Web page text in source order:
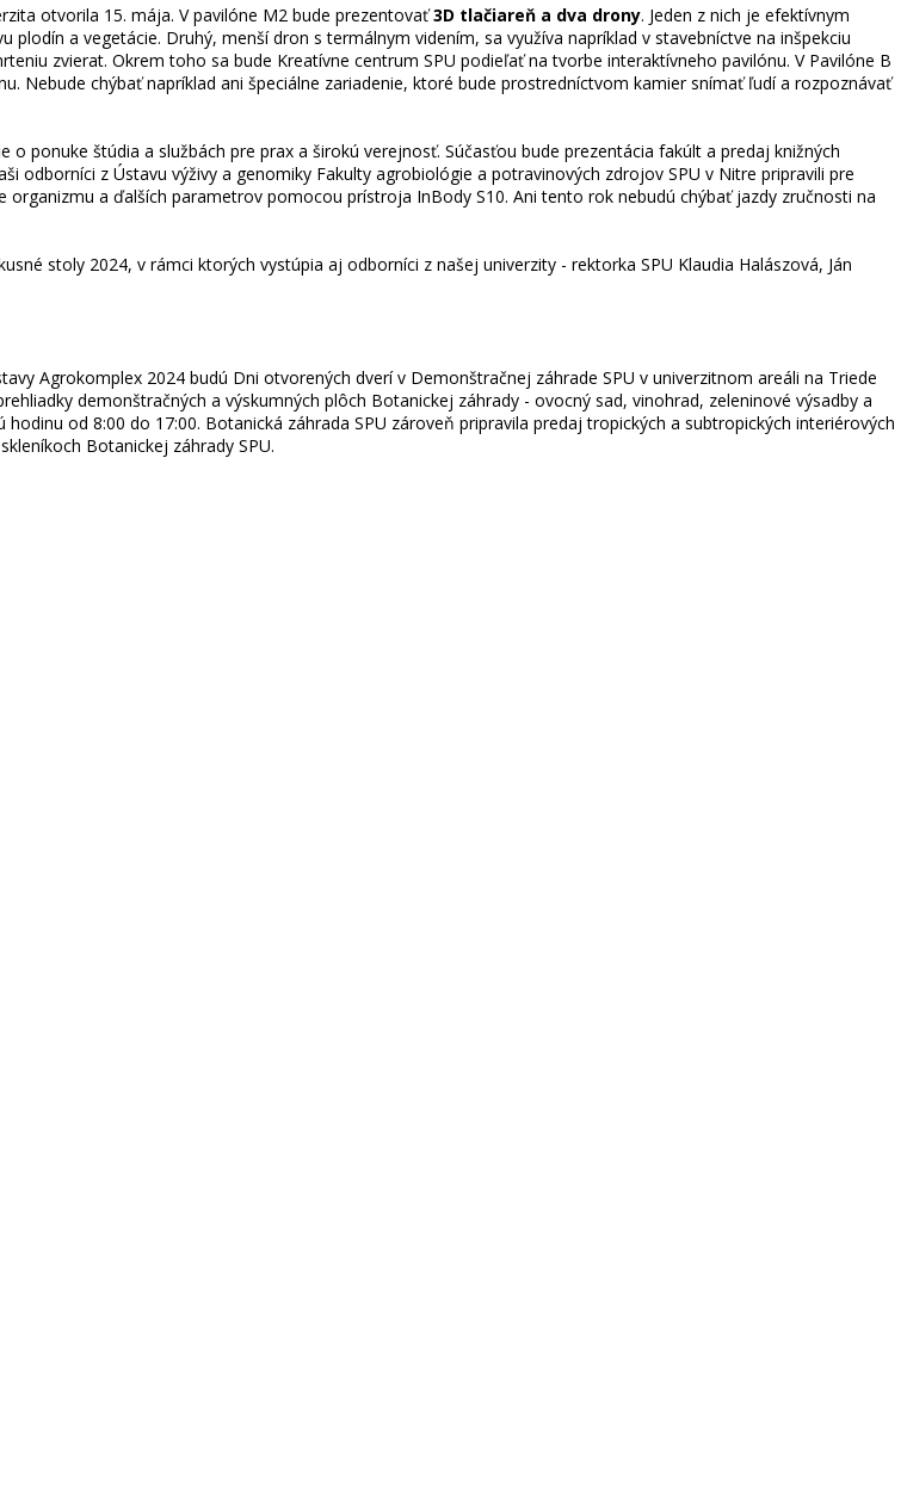
otvorila 15. mája. V pavilóne M2 bude prezentovať3D tlačiareň a dva drony. Jeden z nich je efektívnym
a vegetácie. Druhý, menší dron s termálnym videním, sa využíva napríklad v stavebníctve na inšpekciu
zvierat. Okrem toho sa bude Kreatívne centrum SPU podieľať na tvorbe interaktívneho pavilónu. V Pavilóne B
Nebude chýbať napríklad ani špeciálne zariadenie, ktoré bude prostredníctvom kamier snímať ľudí a rozpoznávať
ponuke štúdia a službách pre prax a širokú verejnosť. Súčasťou bude prezentácia fakúlt a predaj knižných
odborníci z Ústavu výživy a genomiky Fakulty agrobiológie a potravinových zdrojov SPU v Nitre pripravili pre
a ďalších parametrov pomocou prístroja InBody S10. Ani tento rok nebudú chýbať jazdy zručnosti na
stoly 2024, v rámci ktorých vystúpia aj odborníci z našej univerzity - rektorka SPU Klaudia Halászová, Ján
Agrokomplex 2024 budú Dni otvorených dverí v Demonštračnej záhrade SPU v univerzitnom areáli na Triede
demonštračných a výskumných plôch Botanickej záhrady - ovocný sad, vinohrad, zeleninové výsadby a
od 8:00 do 17:00. Botanická záhrada SPU zároveň pripravila predaj tropických a subtropických interiérových
Botanickej záhrady SPU.